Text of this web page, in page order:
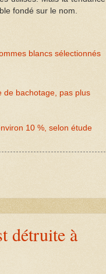
fondé sur le nom.
blancs sélectionnés
de bachotage, pas plus
10 %, selon étude
détruite à